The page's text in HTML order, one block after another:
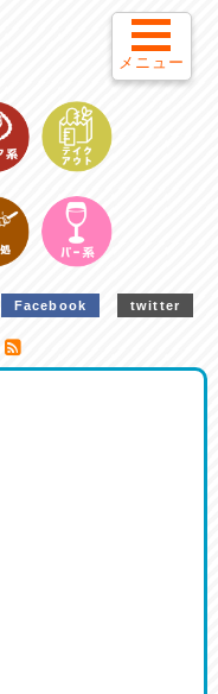
Facebook twitter
メニュー